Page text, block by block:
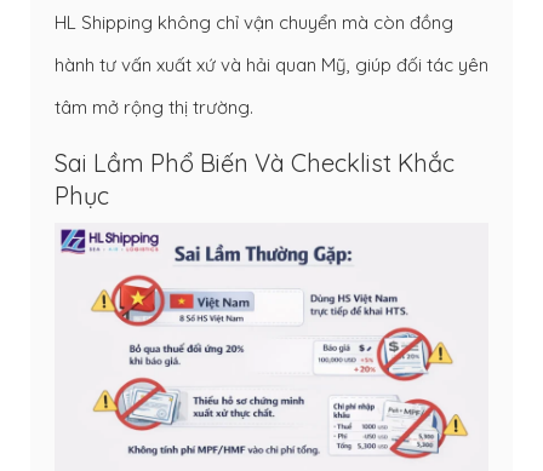
HL Shipping không chỉ vận chuyển mà còn đồng
hành tư vấn xuất xứ và hải quan Mỹ, giúp đối tác yên
tâm mở rộng thị trường.
Sai Lầm Phổ Biến Và Checklist Khắc
Phục